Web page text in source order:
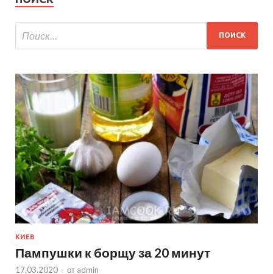
КИЕВ
Пампушки к борщу за 20 минут
17.03.2020 - от admin